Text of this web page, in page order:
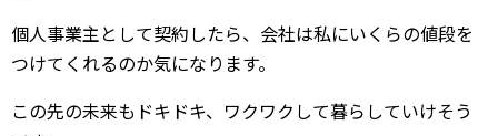
個人事業主として契約したら、会社は私にいくらの値段を
つけてくれるのか気になります。
この先の未来もドキドキ、ワクワクして暮らしていけそう